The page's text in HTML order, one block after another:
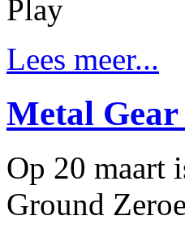
Play
Lees meer...
Metal
Op 20 maart
Ground